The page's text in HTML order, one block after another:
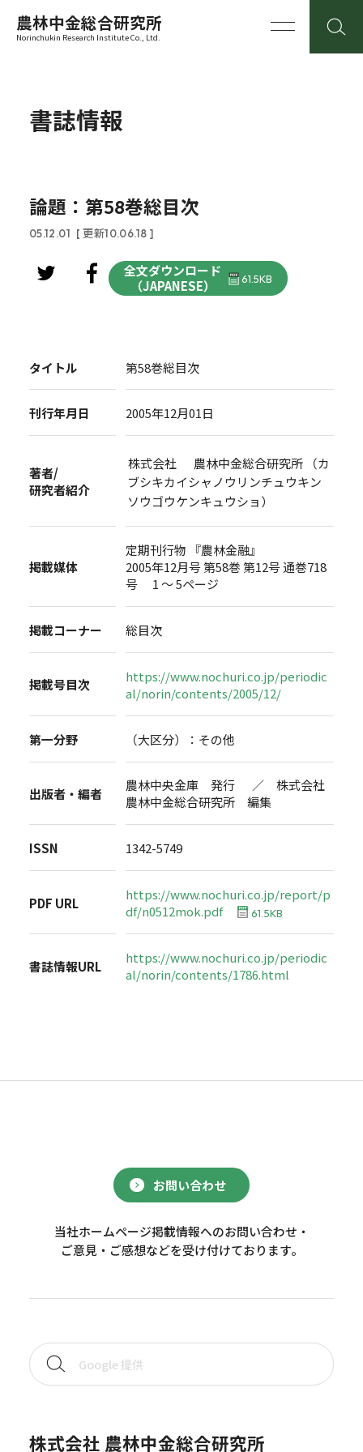
農林中金総合研究所
Norinchukin Research Institute Co., Ltd.
書誌情報
論題：第58巻総目次
05.12.01 [ 更新10.06.18 ]
全文ダウンロード
（JAPANESE）
61.5KB
タイトル 第58巻総目次
刊行年月日 2005年12月01日
著者/
研究者紹介
株式会社 農林中金総合研究所 （カ
ブシキカイシャノウリンチュウキン
ソウゴウケンキュウショ）
掲載媒体
定期刊行物 『農林金融』
2005年12月号 第58巻 第12号 通巻718
号 1 ～ 5ページ
掲載コーナー 総目次
掲載号目次
https://www.nochuri.co.jp/periodic
al/norin/contents/2005/12/
第一分野 （大区分）：その他
出版者・編者
農林中央金庫 発行 ／ 株式会社
農林中金総合研究所 編集
ISSN 1342-5749
PDF URL
https://www.nochuri.co.jp/report/p
df/n0512mok.pdf
61.5KB
書誌情報URL
https://www.nochuri.co.jp/periodic
al/norin/contents/1786.html
お問い合わせ
当社ホームページ掲載情報へのお問い合わせ・
ご意見・ご感想などを受け付けております。
株式会社 農林中金総合研究所